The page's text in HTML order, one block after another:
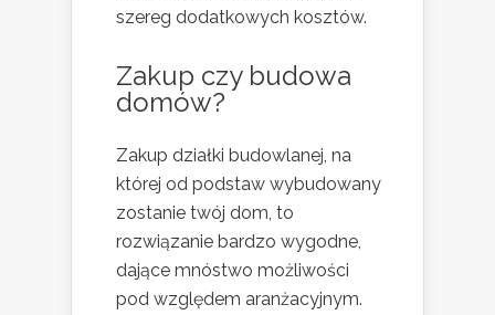
szereg dodatkowych kosztów.
Zakup czy budowa
domów?
Zakup działki budowlanej, na
której od podstaw wybudowany
zostanie twój dom, to
rozwiązanie bardzo wygodne,
dające mnóstwo możliwości
pod względem aranżacyjnym.